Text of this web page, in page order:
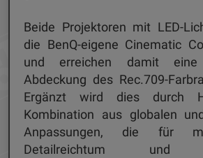
Beide Projektoren mit LED-
die BenQ-eigene Cinematic
und erreichen damit eine
Abdeckung des Rec.709-
Ergänzt wird dies durch
Kombination aus globalen
Anpassungen, die für
Detailreichtum und